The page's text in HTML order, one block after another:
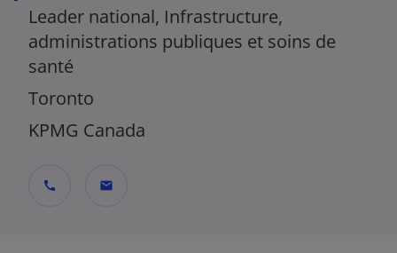
Leader national, Infrastructure,
administrations publiques et soins de
santé
Toronto
KPMG Canada
call mail